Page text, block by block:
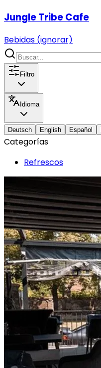
Jungle Tribe Cafe
Bebidas (ignorar)
Filtro
Idioma
Deutsch English Español
Categorías
Refrescos